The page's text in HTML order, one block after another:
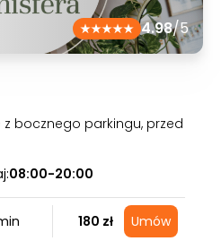
4.98/5
z bocznego parkingu, przed
08:00-20:00
180 zł Umów